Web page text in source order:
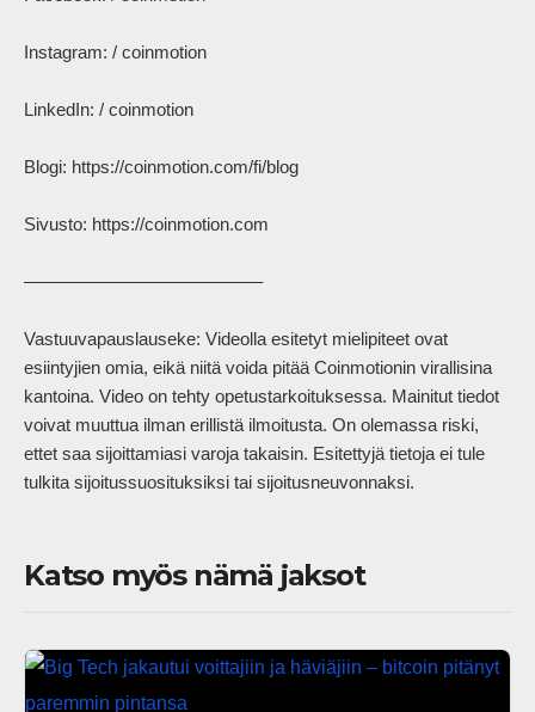
Instagram: / coinmotion
LinkedIn: / coinmotion
Blogi: https://coinmotion.com/fi/blog
Sivusto: https://coinmotion.com
–––––––––––––––––––––––––
Vastuuvapauslauseke: Videolla esitetyt mielipiteet ovat
esiintyjien omia, eikä niitä voida pitää Coinmotionin virallisina
kantoina. Video on tehty opetustarkoituksessa. Mainitut tiedot
voivat muuttua ilman erillistä ilmoitusta. On olemassa riski,
ettet saa sijoittamiasi varoja takaisin. Esitettyjä tietoja ei tule
tulkita sijoitussuosituksiksi tai sijoitusneuvonnaksi.
Katso myös nämä jaksot